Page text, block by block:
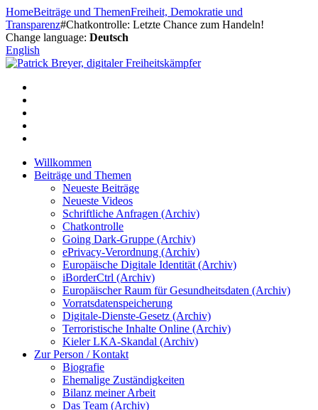
Zum
Inhalt
springen
HomeBeiträge und ThemenFreiheit, Demokratie und
Transparenz#Chatkontrolle: Letzte Chance zum Handeln!
Change language: Deutsch
English
Willkommen
Beiträge und Themen
Neueste Beiträge
Neueste Videos
Schriftliche Anfragen (Archiv)
Chatkontrolle
Going Dark-Gruppe (Archiv)
ePrivacy-Verordnung (Archiv)
Europäische Digitale Identität (Archiv)
iBorderCtrl (Archiv)
Europäischer Raum für Gesundheitsdaten (Archiv)
Vorratsdatenspeicherung
Digitale-Dienste-Gesetz (Archiv)
Terroristische Inhalte Online (Archiv)
Kieler LKA-Skandal (Archiv)
Zur Person / Kontakt
Biografie
Ehemalige Zuständigkeiten
Bilanz meiner Arbeit
Das Team (Archiv)